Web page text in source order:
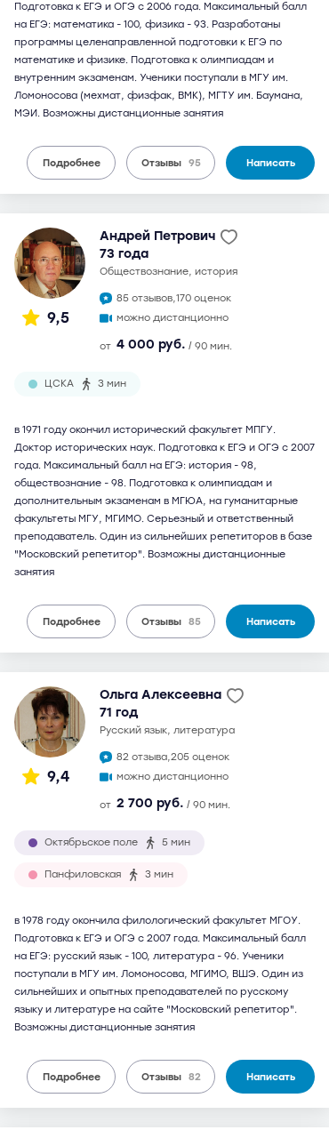
Подготовка к ЕГЭ и ОГЭ с 2006 года. Максимальный балл
на ЕГЭ: математика - 100, физика - 93. Разработаны
программы целенаправленной подготовки к ЕГЭ по
математике и физике. Подготовка к олимпиадам и
внутренним экзаменам. Ученики поступали в МГУ им.
Ломоносова (мехмат, физфак, ВМК), МГТУ им. Баумана,
МЭИ. Возможны дистанционные занятия
Подробнее Отзывы 95 Написать
9,5
Андрей Петрович
73 года
обществознание, история
85 отзывов,170 оценок
можно дистанционно
от 4 000 руб. / 90 мин.
ЦСКА 3 мин
в 1971 году окончил исторический факультет МПГУ.
Доктор исторических наук. Подготовка к ЕГЭ и ОГЭ с 2007
года. Максимальный балл на ЕГЭ: история - 98,
обществознание - 98. Подготовка к олимпиадам и
дополнительным экзаменам в МГЮА, на гуманитарные
факультеты МГУ, МГИМО. Серьезный и ответственный
преподаватель. Один из сильнейших репетиторов в базе
"Московский репетитор". Возможны дистанционные
занятия
Подробнее Отзывы 85 Написать
9,4
Ольга Алексеевна
71 год
русский язык, литература
82 отзыва,205 оценок
можно дистанционно
от 2 700 руб. / 90 мин.
Октябрьское поле 5 мин
Панфиловская 3 мин
в 1978 году окончила филологический факультет МГОУ.
Подготовка к ЕГЭ и ОГЭ с 2007 года. Максимальный балл
на ЕГЭ: русский язык - 100, литература - 96. Ученики
поступали в МГУ им. Ломоносова, МГИМО, ВШЭ. Один из
сильнейших и опытных преподавателей по русскому
языку и литературе на сайте "Московский репетитор".
Возможны дистанционные занятия
Подробнее Отзывы 82 Написать